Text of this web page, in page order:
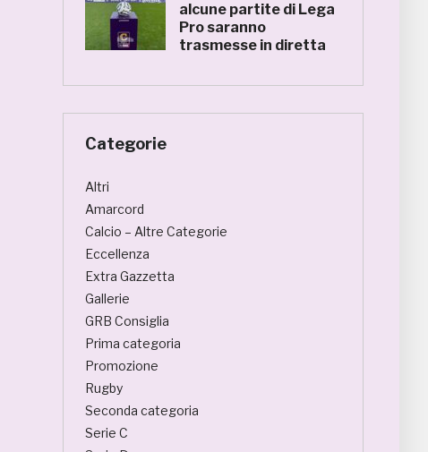
alcune partite di Lega
Pro saranno
trasmesse in diretta
Categorie
Altri
Amarcord
Calcio – Altre Categorie
Eccellenza
Extra Gazzetta
Gallerie
GRB Consiglia
Prima categoria
Promozione
Rugby
Seconda categoria
Serie C